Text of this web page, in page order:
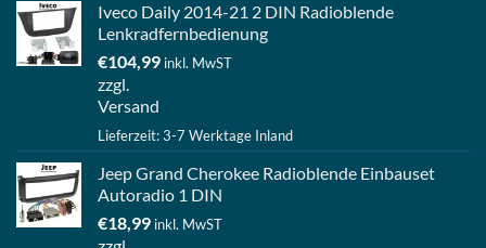
Iveco Daily 2014-21 2 DIN Radioblende
Lenkradfernbedienung
€104,99 inkl. MwST
zzgl.
Versand
Lieferzeit: 3-7 Werktage Inland
Jeep Grand Cherokee Radioblende Einbauset
Autoradio 1 DIN
€18,99 inkl. MwST